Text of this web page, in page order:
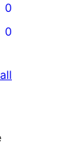
0
0